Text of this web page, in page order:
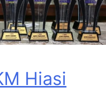
Hiasi